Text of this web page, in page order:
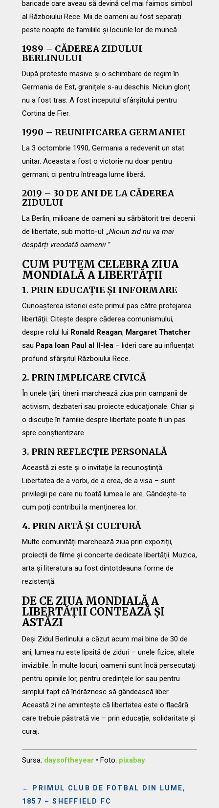
baricade care aveau să devină cel mai faimos simbol
al Războiului Rece. Mii de oameni au fost separați
peste noapte de familiile și locurile lor de muncă.
1989 – CĂDEREA ZIDULUI
BERLINULUI
După proteste masive și o schimbare de regim în
Germania de Est, granițele s-au deschis. Niciun glonț
nu a fost tras. A fost începutul sfârșitului pentru
Cortina de Fier.
1990 – REUNIFICAREA GERMANIEI
La 3 octombrie 1990, Germania a redevenit un stat
unitar. Aceasta a fost o victorie nu doar pentru
germani, ci pentru întreaga lume liberă.
2019 – 30 DE ANI DE LA CĂDEREA
ZIDULUI
La Berlin, milioane de oameni au sărbătorit trei decenii
de libertate, sub motto-ul: „Niciun zid nu va mai
despărți vreodată oamenii.”
CUM PUTEM CELEBRA ZIUA
MONDIALĂ A LIBERTĂȚII
1. PRIN EDUCAȚIE ȘI INFORMARE
Cunoașterea istoriei este primul pas către protejarea
libertății. Citește despre căderea comunismului,
despre rolul lui Ronald Reagan, Margaret Thatcher
sau Papa Ioan Paul al II-lea– lideri care au influențat
profund sfârșitul Războiului Rece.
2. PRIN IMPLICARE CIVICĂ
În unele țări, tinerii marchează ziua prin campanii de
activism, dezbateri sau proiecte educaționale. Chiar și
o discuție în familie despre libertate poate fi un pas
spre conștientizare.
3. PRIN REFLECȚIE PERSONALĂ
Această zi este și o invitație la recunoștință.
Libertatea de a vorbi, de a crea, de a visa – sunt
privilegii pe care nu toată lumea le are. Gândește-te
cum poți contribui la menținerea lor.
4. PRIN ARTĂ ȘI CULTURĂ
Multe comunități marchează ziua prin expoziții,
proiecții de filme și concerte dedicate libertății. Muzica,
arta și literatura au fost dintotdeauna forme de
rezistență.
DE CE ZIUA MONDIALĂ A
LIBERTĂȚII CONTEAZĂ ȘI
ASTĂZI
Deși Zidul Berlinului a căzut acum mai bine de 30 de
ani, lumea nu este lipsită de ziduri – unele fizice, altele
invizibile. În multe locuri, oamenii sunt încă persecutați
pentru opiniile lor, pentru credințele lor sau pentru
simplul fapt că îndrăznesc să gândească liber.
Această zi ne amintește că libertatea este o flacără
care trebuie păstrată vie – prin educație, solidaritate și
curaj.
Sursa: daysoftheyear• Foto: pixabay
←
PRIMUL CLUB DE FOTBAL DIN LUME,
1857 – SHEFFIELD FC